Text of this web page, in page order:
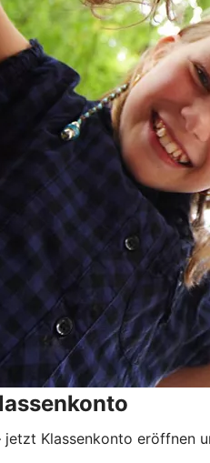
jetzt Klassenkonto eröffnen